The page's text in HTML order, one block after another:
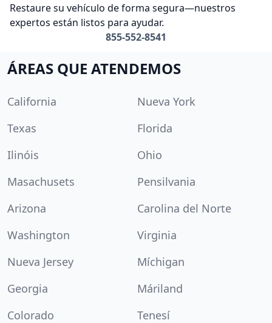
Restaure su vehículo de forma segura—nuestros
expertos están listos para ayudar.
855-552-8541
ÁREAS QUE ATENDEMOS
California
Nueva York
Texas
Florida
Ilinóis
Ohio
Masachusets
Pensilvania
Arizona
Carolina del Norte
Washington
Virginia
Nueva Jersey
Míchigan
Georgia
Máriland
Colorado
Tenesí